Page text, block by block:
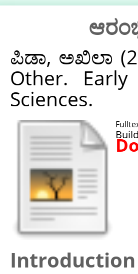
ಪಿಡಾ, ಅಖಿಲಾ
Other.
Sciences.
Introduction